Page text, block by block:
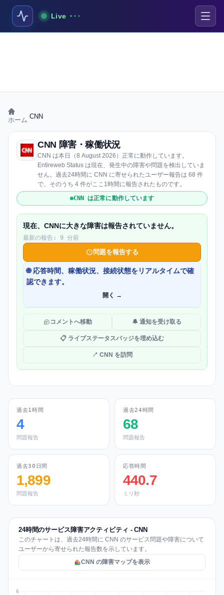
Live
ホーム CNN
CNN 障害・稼働状況
CNN は本日（8 August 2026）正常に動作しています。
Entireweb Status は現在、発生中の障害や問題を検出していま
せん。過去24時間に CNN に寄せられたユーザー報告は 68 件
で、そのうち 4 件がここ1時間に報告されたものです。
CNN は正常に動作しています
現在、CNNに大きな障害は報告されていません。
最新の報告: 9 分前
問題を報告する
🌐 応答時間、稼働状況、接続状態をリアルタイムで確
認できます。
開く →
コメントへ移動 🔔 通知を受け取る
📋 ライブステータスバッジを埋め込む
↗ CNN を訪問
過去1時間
4
問題報告
過去24時間
68
問題報告
過去30日間
1,899
問題報告
応答時間
440.7
ミリ秒
24時間のサービス障害アクティビティ - CNN
このチャートは、過去24時間に CNN のサービス問題や障害について
ユーザーから寄せられた報告数を示しています。
CNN の障害マップを表示